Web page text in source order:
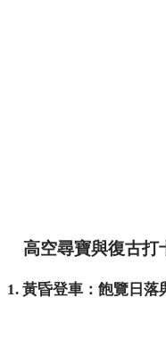
高空尋寶與復古打
1. 黃昏登車：飽覽日落